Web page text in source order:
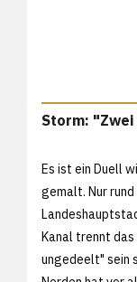
Storm:
Es ist ein Duell
gemalt. Nur
Kanal trennt
ungedeelt" sein